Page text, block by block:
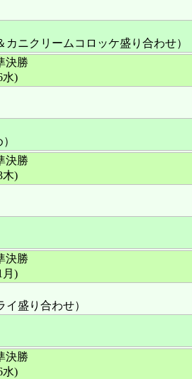
ニクリームコロッケ盛り合わせ）
決勝
水)
決勝
木)
決勝
月)
盛り合わせ）
決勝
水)